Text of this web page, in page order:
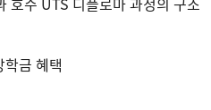
금 혜택